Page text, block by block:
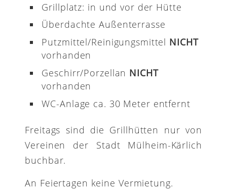
Grillplatz: in und vor der Hütte
Überdachte Außenterrasse
Putzmittel/Reinigungsmittel NICHT
vorhanden
Geschirr/Porzellan NICHT
vorhanden
WC-Anlage ca. 30 Meter entfernt
Freitags sind die Grillhütten nur von
Vereinen der Stadt Mülheim-Kärlich
buchbar.
An Feiertagen keine Vermietung.